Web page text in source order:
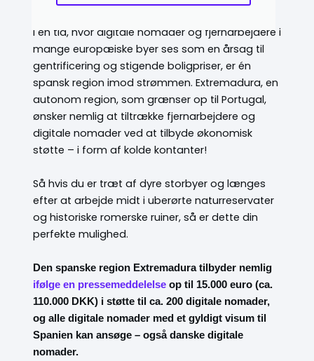
I en tid, hvor digitale nomader og fjernarbejdere i
mange europæiske byer ses som en årsag til
gentrificering og stigende boligpriser, er én
spansk region imod strømmen. Extremadura, en
autonom region, som grænser op til Portugal,
ønsker nemlig at tiltrække fjernarbejdere og
digitale nomader ved at tilbyde økonomisk
støtte – i form af kolde kontanter!
Så hvis du er træt af dyre storbyer og længes
efter at arbejde midt i uberørte naturreservater
og historiske romerske ruiner, så er dette din
perfekte mulighed.
Den spanske region Extremadura tilbyder nemlig
ifølge en pressemeddelelseop til 15.000 euro (ca.
110.000 DKK) i støtte til ca. 200 digitale nomader,
og alle digitale nomader med et gyldigt visum til
Spanien kan ansøge – også danske digitale
nomader.